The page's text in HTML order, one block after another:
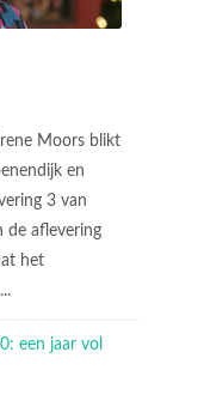
Irene Moors blikt
en
3 van
de aflevering
het